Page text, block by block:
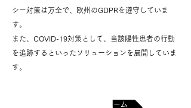
シー対策は万全で、欧州のGDPRを遵守していま
す。
また、 COVID-19対策として、当該陽性患者の行動
を追跡するといったソリューションを展開していま
す。
コンタクトフォーム